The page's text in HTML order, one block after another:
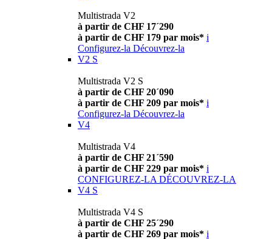
Multistrada V2
à partir de CHF 17´290
à partir de CHF 179 par mois* i
Configurez-la Découvrez-la
V2 S
Multistrada V2 S
à partir de CHF 20´090
à partir de CHF 209 par mois* i
Configurez-la Découvrez-la
V4
Multistrada V4
à partir de CHF 21´590
à partir de CHF 229 par mois* i
CONFIGUREZ-LA DÉCOUVREZ-LA
V4 S
Multistrada V4 S
à partir de CHF 25´290
à partir de CHF 269 par mois* i